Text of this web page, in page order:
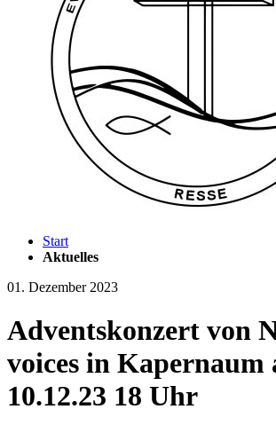
Start
Aktuelles
01. Dezember 2023
Adventskonzert von
voices in Kapernaum
10.12.23 18 Uhr